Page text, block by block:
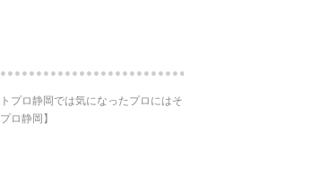
プロ静岡では気になったプロにはそ
ロ静岡】